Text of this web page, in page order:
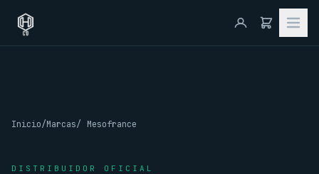
Inicio/Marcas/ Mesofrance
DISTRIBUIDOR OFICIAL